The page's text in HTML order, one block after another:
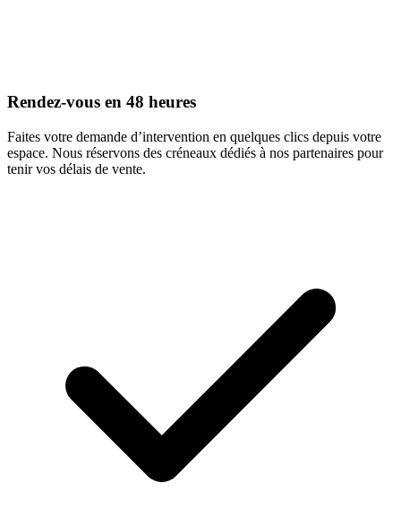
Rendez-vous en 48 heures
Faites votre demande d’intervention en quelques clics depuis votre
espace. Nous réservons des créneaux dédiés à nos partenaires pour
tenir vos délais de vente.